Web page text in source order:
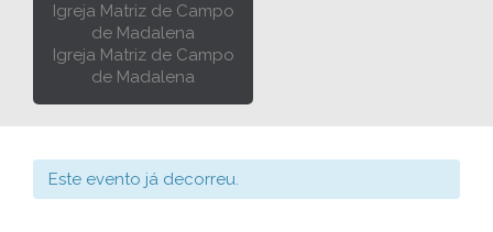
Igreja Matriz de Campo
de Madalena
Igreja Matriz de Campo
de Madalena
Este evento já decorreu.